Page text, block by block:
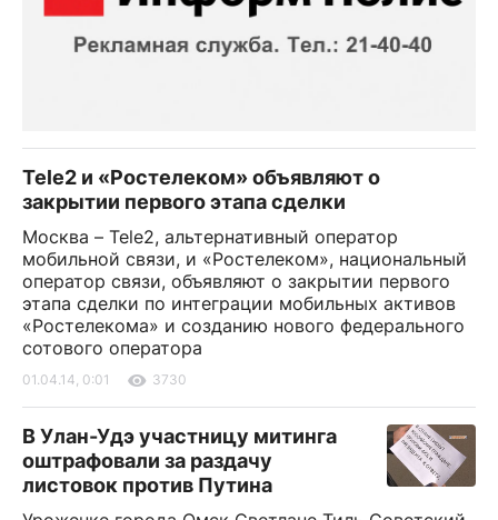
Tele2 и «Ростелеком» объявляют о
закрытии первого этапа сделки
Москва – Tele2, альтернативный оператор
мобильной связи, и «Ростелеком», национальный
оператор связи, объявляют о закрытии первого
этапа сделки по интеграции мобильных активов
«Ростелекома» и созданию нового федерального
сотового оператора
01.04.14, 0:01 3730
В Улан-Удэ участницу митинга
оштрафовали за раздачу
листовок против Путина